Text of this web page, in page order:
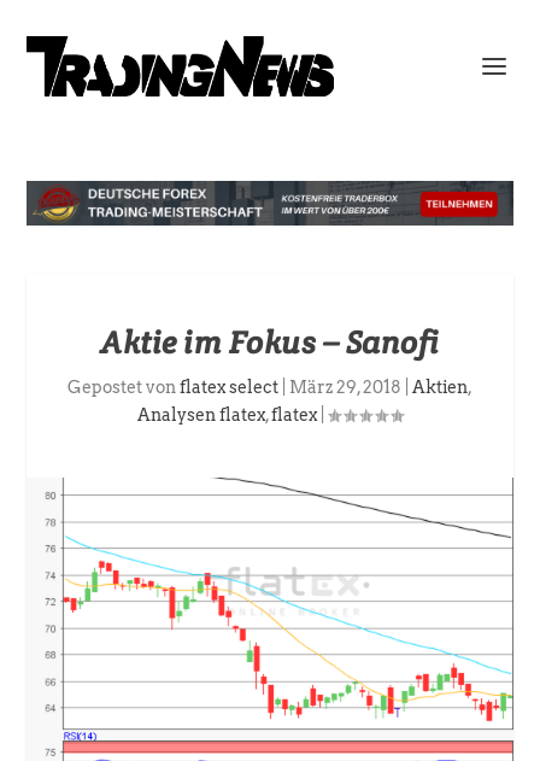
Aktie im Fokus – Sanofi
Gepostet vonflatex select März 29, 2018 Aktien,
Analysen flatex,flatex